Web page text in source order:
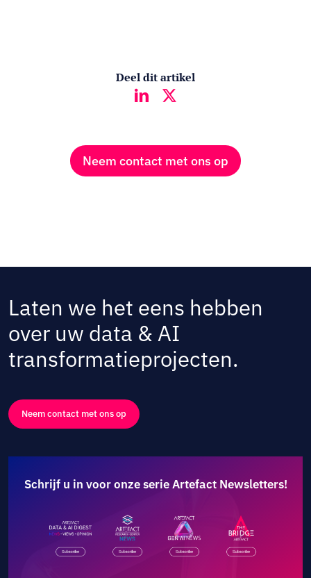
Deel dit artikel
Neem contact met ons op
Laten we het eens hebben
over uw data & AI
transformatieprojecten.
Neem contact met ons op
Schrijf u in voor onze serie Artefact Newsletters!